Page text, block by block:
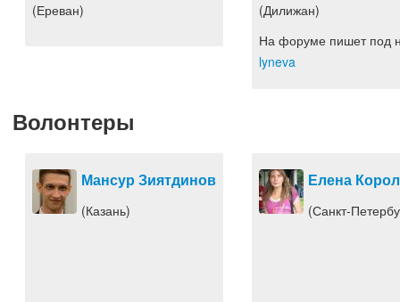
(Ереван)
(Дилижан)
На форуме пишет под
lyneva
Волонтеры
Мансур Зиятдинов
(Казань)
Елена
(Санкт-